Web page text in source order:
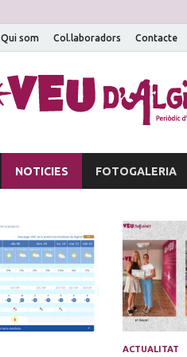
Qui som Col.laboradors Contacte
NOTICIES FOTOGALERIA
ACTUALITAT